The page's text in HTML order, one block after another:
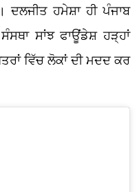
ਦਲਜੀਤ ਹਮੇਸ਼ਾ ਹੀ ਪੰਜਾਬ
ਸਾਂਝ ਫਾਊਂਡੇਸ਼ ਹੜ੍ਹਾਂ
ਵਿੱਚ ਲੋਕਾਂ ਦੀ ਮਦਦ ਕਰ